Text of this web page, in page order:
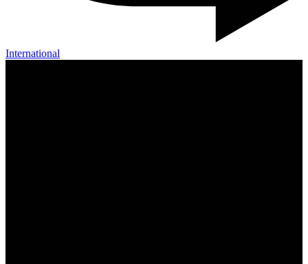
International